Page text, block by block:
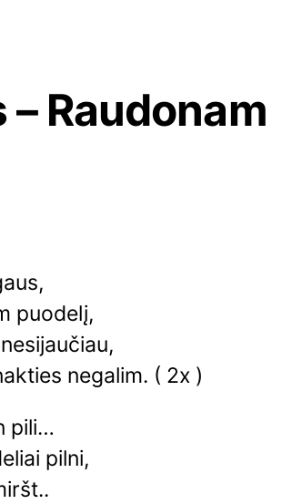
Raudonam
puodelį,
negalim. ( 2x )
pili…
pilni,